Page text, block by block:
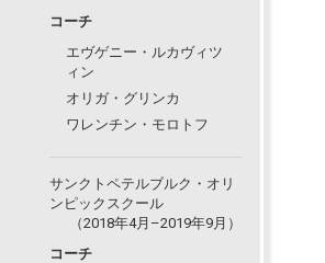
コーチ
エヴゲニー・ルカヴィツ
ィン
オリガ・グリンカ
ワレンチン・モロトフ
サンクトペテルブルク・オリ
ンピックスクール
（2018年4月–2019年9月）
コーチ